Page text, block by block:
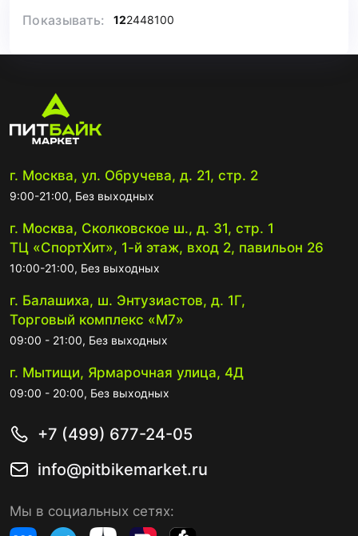
Показывать: 122448100
г. Москва, ул. Обручева, д. 21, стр. 2
9:00-21:00, Без выходных
г. Москва, Сколковское ш., д. 31, стр. 1
ТЦ «СпортХит», 1-й этаж, вход 2, павильон 26
10:00-21:00, Без выходных
г. Балашиха, ш. Энтузиастов, д. 1Г,
Торговый комплекс «М7»
09:00 - 21:00, Без выходных
г. Мытищи, Ярмарочная улица, 4Д
09:00 - 20:00, Без выходных
+7 (499) 677-24-05
info@pitbikemarket.ru
Мы в социальных сетях: